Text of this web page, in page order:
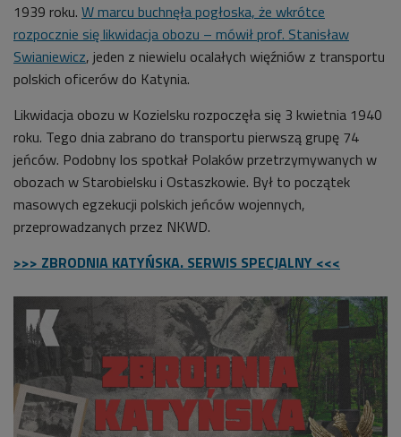
1939 roku. W marcu buchnęła pogłoska, że wkrótce
rozpocznie się likwidacja obozu – mówił prof. Stanisław
Swianiewicz, jeden z niewielu ocalałych więźniów z transportu
polskich oficerów do Katynia.
Likwidacja obozu w Kozielsku rozpoczęła się 3 kwietnia 1940
roku. Tego dnia zabrano do transportu pierwszą grupę 74
jeńców. Podobny los spotkał Polaków przetrzymywanych w
obozach w Starobielsku i Ostaszkowie. Był to początek
masowych egzekucji polskich jeńców wojennych,
przeprowadzanych przez NKWD.
>>> ZBRODNIA KATYŃSKA. SERWIS SPECJALNY <<<